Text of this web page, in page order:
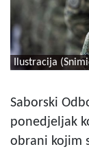
Ilustracija
Saborski
ponedjeljak
obrani kojim